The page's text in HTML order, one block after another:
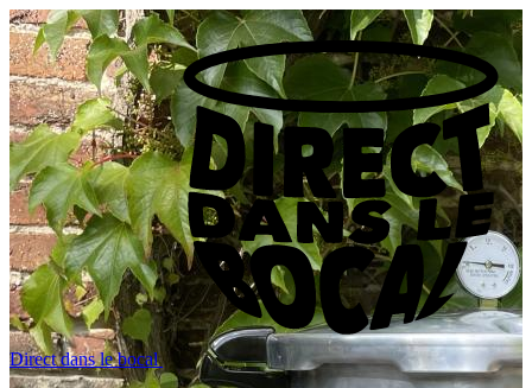
Direct dans le bocal